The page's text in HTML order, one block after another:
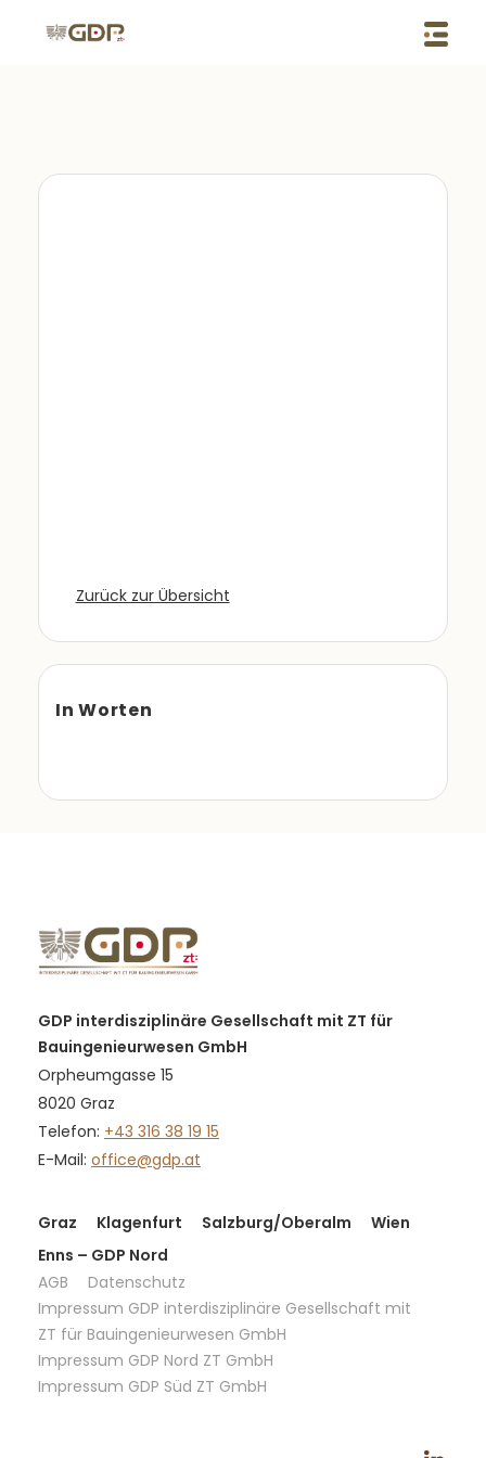
Zurück zur Übersicht
In Worten
GDP interdisziplinäre Gesellschaft mit ZT für
Bauingenieurwesen GmbH
Orpheumgasse 15
8020 Graz
Telefon: +43 316 38 19 15
E-Mail: office@gdp.at
Graz Klagenfurt Salzburg/Oberalm
Wien
Enns – GDP Nord
AGB
Datenschutz
Impressum GDP interdisziplinäre Gesellschaft mit
ZT für Bauingenieurwesen GmbH
Impressum GDP Nord ZT GmbH
Impressum GDP Süd ZT GmbH